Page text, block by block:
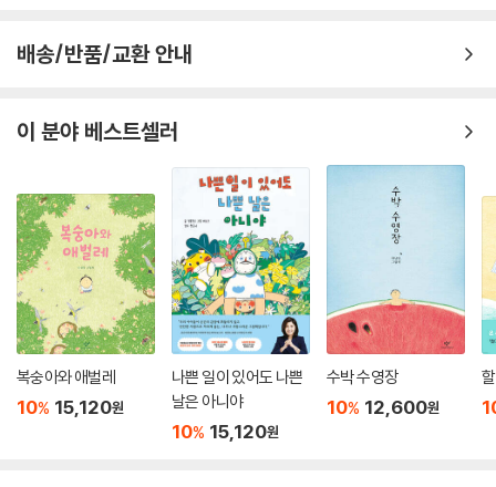
배송/반품/교환 안내
이 분야 베스트셀러
복숭아와 애벌레
10% 15,120원
나쁜 일이 있어도 나쁜
날은 아니야
10% 15,120원
수박 수영장
10% 12,600원